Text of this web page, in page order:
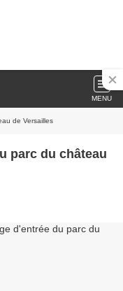
MENU
de Versailles
parc du château